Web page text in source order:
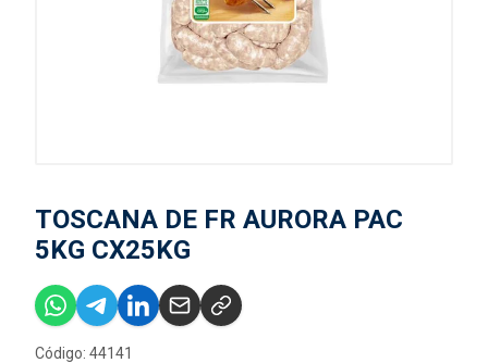
TOSCANA DE FR AURORA PAC
5KG CX25KG
Código: 44141